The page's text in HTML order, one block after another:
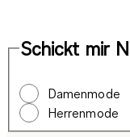
Schickt mir
Damenmode
Herrenmode